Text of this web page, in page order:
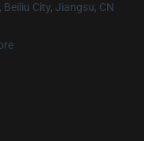
City, Jiangsu, CN